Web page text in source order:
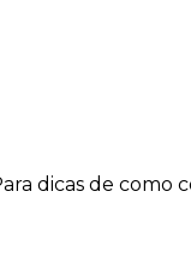
dicas de